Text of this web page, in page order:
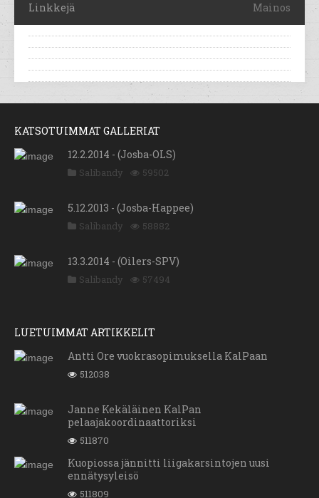
Linkkejä Mainos
KATSOTUIMMAT GALLERIAT
12.2.2014 - (Josba-OLS)
Salibandy 59502
5.12.2013 - (Josba-Happee)
Salibandy 58882
13.3.2014 - (Oilers-SPV)
Salibandy 57494
LUETUIMMAT ARTIKKELIT
Antti Ore vuokrasopimuksella KalPaan
512038
Janne Kekäläinen KalPan
pelaajakoordinaattoriksi
511870
Kuopiossa jännitti liigakarsintojen uusi
ennätysyleisö
511809